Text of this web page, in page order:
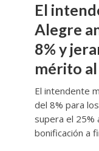
El
Alegre
8% y
mérito
El intendente
del 8% para
supera el 25%
bonificación a